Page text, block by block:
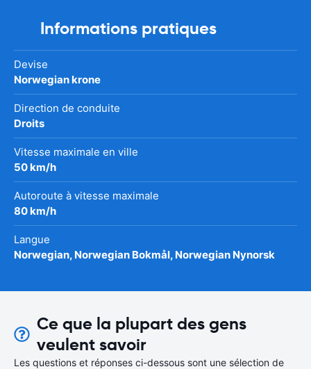
Informations pratiques
Devise
Norwegian krone
Direction de conduite
Droits
Vitesse maximale en ville
50 km/h
Autoroute à vitesse maximale
80 km/h
Langue
Norwegian, Norwegian Bokmål, Norwegian Nynorsk
Ce que la plupart des gens
veulent savoir
Les questions et réponses ci-dessous sont une sélection de